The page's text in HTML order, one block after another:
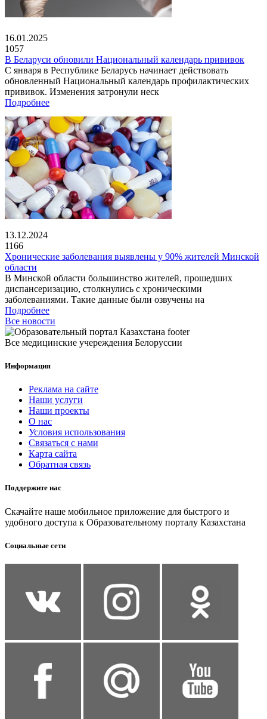
16.01.2025
1057
В Беларуси обновили Национальный календарь прививок
С января в Республике Беларусь начинает действовать
обновленный Национальный календарь профилактических
прививок. Изменения затронули неск
Подробнее
13.12.2024
1166
Хронические заболевания выявлены у 90% жителей Минской
области
В Минской области большинство жителей, прошедших
диспансеризацию, столкнулись с хроническими
заболеваниями. Такие данные были озвучены на
Подробнее
Все новости
Все медицинские учереждения Белоруссии
Информация
Реклама на сайте
Наши услуги
Наши проекты
О нас
Условия использования
Связаться с нами
Карта сайта
Обратная связь
Поддержите нас
Скачайте наше мобильное приложение для быстрого и
удобного доступа к Образовательному порталу Казахстана
Социальные сети